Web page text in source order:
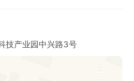
技产业园中兴路3号